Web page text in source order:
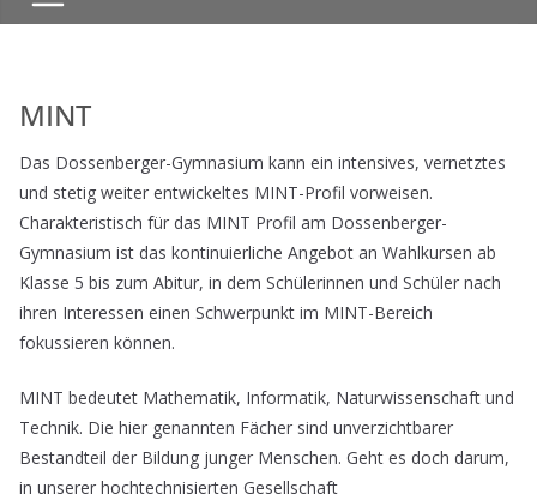
MINT
Das Dossenberger-Gymnasium kann ein intensives, vernetztes
und stetig weiter entwickeltes MINT-Profil vorweisen.
Charakteristisch für das MINT Profil am Dossenberger-
Gymnasium ist das kontinuierliche Angebot an Wahlkursen ab
Klasse 5 bis zum Abitur, in dem Schülerinnen und Schüler nach
ihren Interessen einen Schwerpunkt im MINT-Bereich
fokussieren können.
MINT bedeutet Mathematik, Informatik, Naturwissenschaft und
Technik. Die hier genannten Fächer sind unverzichtbarer
Bestandteil der Bildung junger Menschen. Geht es doch darum,
in unserer hochtechnisierten Gesellschaft